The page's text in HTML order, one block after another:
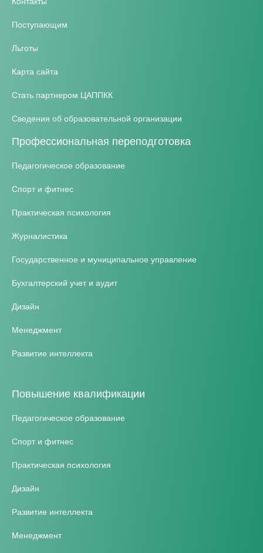
Поступающим
Льготы
Карта сайта
Стать партнером ЦАППКК
Сведения об образовательной организации
Профессиональная переподготовка
Педагогическое образование
Спорт и фитнес
Практическая психология
Журналистика
Государственное и муниципальное управление
Бухгалтерский учет и аудит
Дизайн
Менеджмент
Развитие интеллекта
Повышение квалификации
Педагогическое образование
Спорт и фитнес
Практическая психология
Дизайн
Развитие интеллекта
Менеджмент